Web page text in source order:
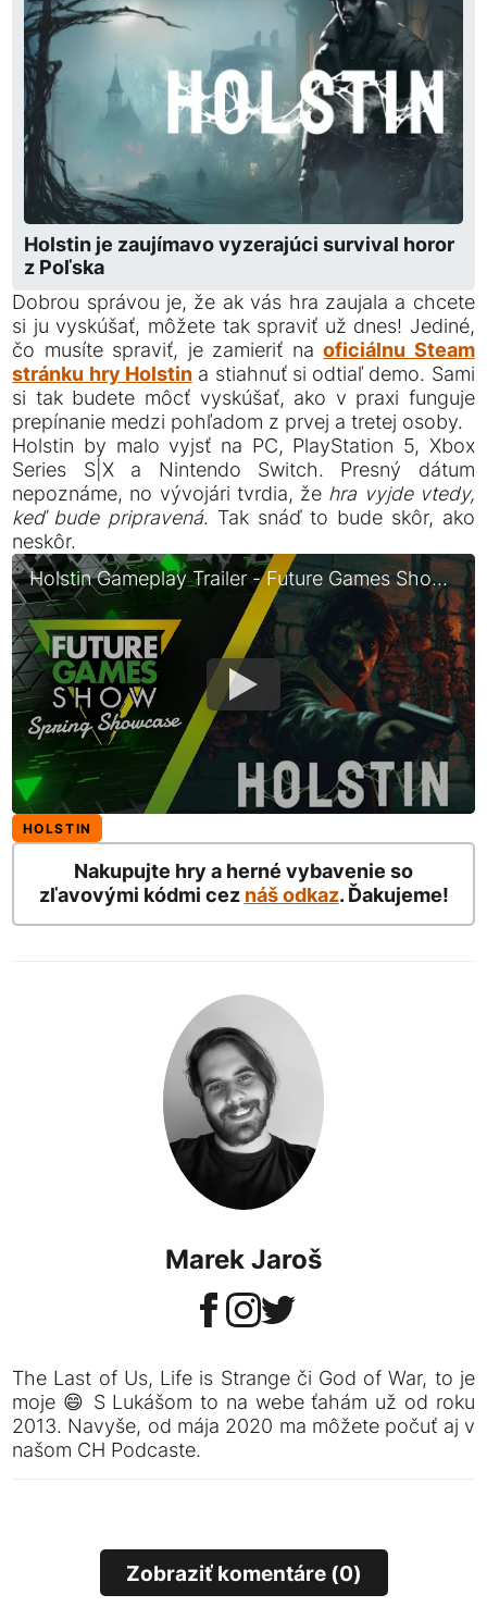
Holstin je zaujímavo vyzerajúci survival horor
z Poľska
Dobrou správou je, že ak vás hra zaujala a chcete
si ju vyskúšať, môžete tak spraviť už dnes! Jediné,
čo musíte spraviť, je zamieriť naoficiálnu Steam
stránku hry Holstina stiahnuť si odtiaľ demo. Sami
si tak budete môcť vyskúšať, ako v praxi funguje
prepínanie medzi pohľadom z prvej a tretej osoby.
Holstin by malo vyjsť na PC, PlayStation 5, Xbox
Series S|X a Nintendo Switch. Presný dátum
nepoznáme, no vývojári tvrdia, že hra vyjde vtedy,
keď bude pripravená. Tak snáď to bude skôr, ako
neskôr.
Holstin Gameplay Trailer - Future Games Show Spring Showcase 2024
HOLSTIN
Nakupujte hry a herné vybavenie so
zľavovými kódmi cez náš odkaz. Ďakujeme!
Marek Jaroš
The Last of Us, Life is Strange či God of War, to je
moje 😄 S Lukášom to na webe ťahám už od roku
2013. Navyše, od mája 2020 ma môžete počuť aj v
našom CH Podcaste.
Zobraziť komentáre (0)